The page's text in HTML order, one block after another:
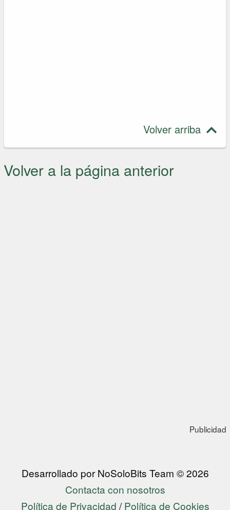
Volver arriba
Volver a la página anterior
Publicidad
Desarrollado por NoSoloBits Team © 2026
Contacta con nosotros
Política de Privacidad /Política de Cookies